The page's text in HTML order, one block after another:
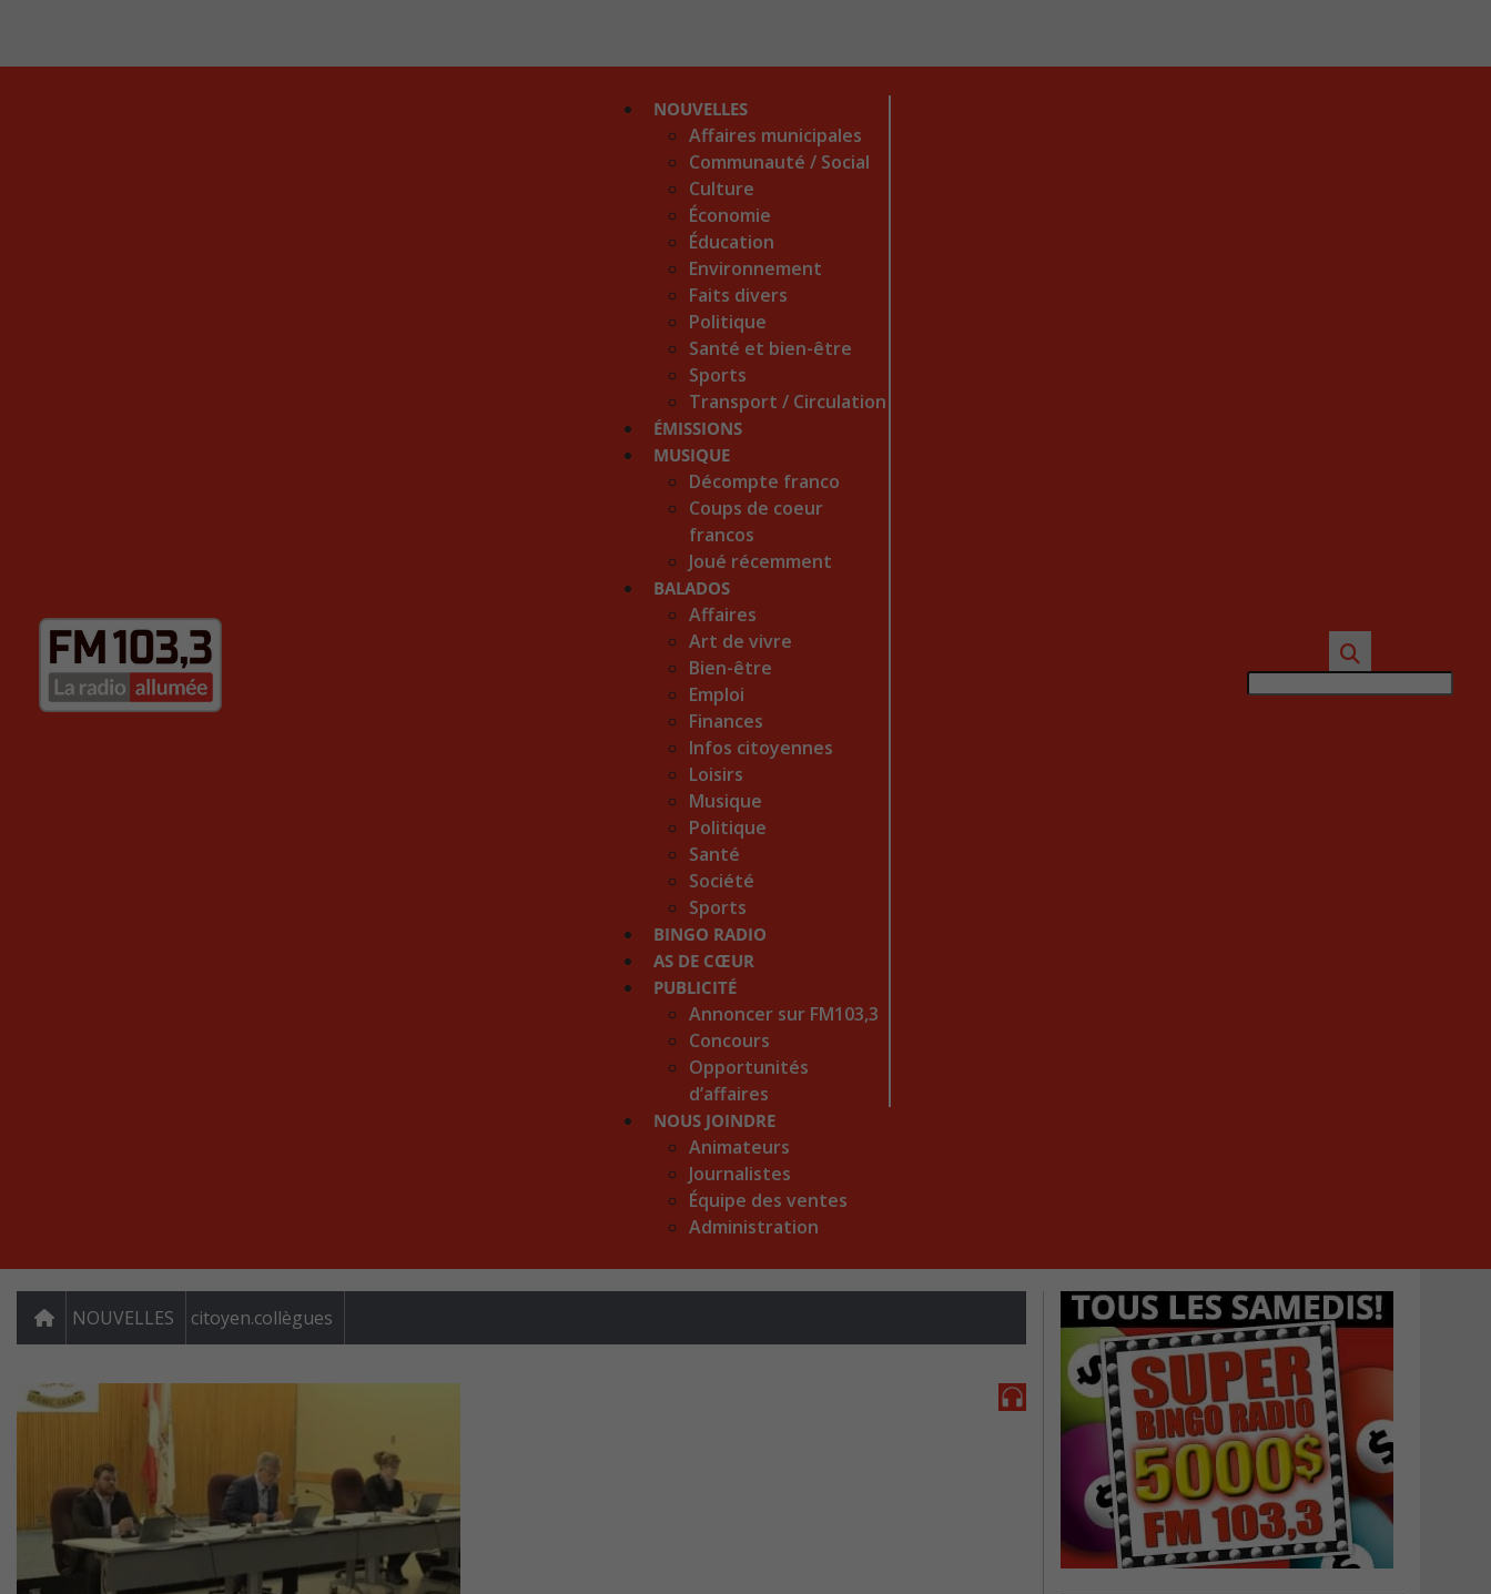
NOUVELLES
Affaires municipales
Communauté / Social
Culture
Économie
Éducation
Environnement
Faits divers
Politique
Santé et bien-être
Sports
Transport / Circulation
ÉMISSIONS
MUSIQUE
Décompte franco
Coups de coeur
francos
Joué récemment
BALADOS
Affaires
Art de vivre
Bien-être
Emploi
Finances
Infos citoyennes
Loisirs
Musique
Politique
Santé
Société
Sports
BINGO RADIO
AS DE CŒUR
PUBLICITÉ
Annoncer sur FM103,3
Concours
Opportunités
d’affaires
NOUS JOINDRE
Animateurs
Journalistes
Équipe des ventes
Administration
NOUVELLES citoyen.collègues